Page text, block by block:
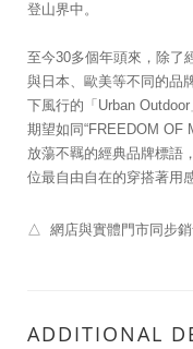
登山界中。
至今30多個年頭來，除了
與日本、歐美等不同的品
下風行的「Urban
期望如同“FREEDOM OF
放蕩不羈的經典品牌標語
位最自由自在的穿搭著用
△ 網店與實體門市同步銷
ADDITIONAL